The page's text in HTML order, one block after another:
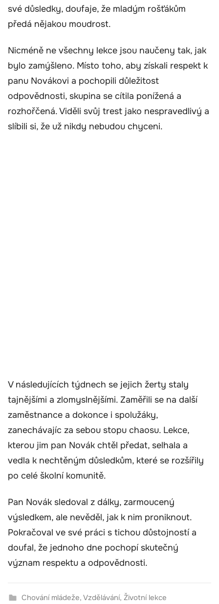
své důsledky, doufaje, že mladým rošťákům
předá nějakou moudrost.
Nicméně ne všechny lekce jsou naučeny tak, jak
bylo zamýšleno. Místo toho, aby získali respekt k
panu Novákovi a pochopili důležitost
odpovědnosti, skupina se cítila ponížená a
rozhořčená. Viděli svůj trest jako nespravedlivý a
slíbili si, že už nikdy nebudou chyceni.
V následujících týdnech se jejich žerty staly
tajnějšími a zlomyslnějšími. Zaměřili se na další
zaměstnance a dokonce i spolužáky,
zanechávajíc za sebou stopu chaosu. Lekce,
kterou jim pan Novák chtěl předat, selhala a
vedla k nechtěným důsledkům, které se rozšířily
po celé školní komunitě.
Pan Novák sledoval z dálky, zarmoucený
výsledkem, ale nevěděl, jak k nim proniknout.
Pokračoval ve své práci s tichou důstojností a
doufal, že jednoho dne pochopí skutečný
význam respektu a odpovědnosti.
Chování mládeže, Vzdělávání, Životní lekce